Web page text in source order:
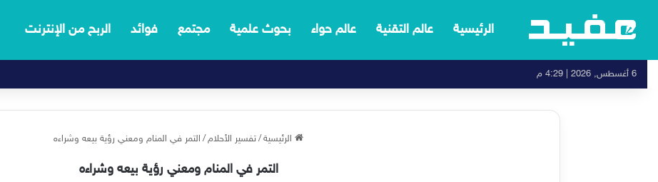
الرئيسية عالم التقنية عالم حواء بحوث علمية مجتمع فوائد الربح من الإنترنت
6 أغسطس, 2026 | 4:29 م
الرئيسية/تفسير الأحلام/ التمر في المنام ومعني رؤية بيعه وشراءه
التمر في المنام ومعني رؤية بيعه وشراءه